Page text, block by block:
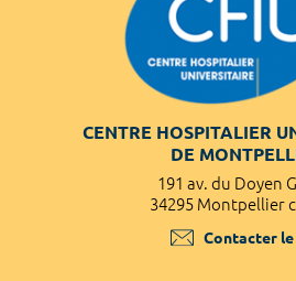
CENTRE HOSPITALIER
DE
191 av. du Doyen
34295 Montpellier
Contacter le